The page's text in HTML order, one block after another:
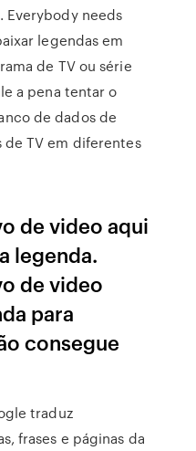
Everybody needs
legendas em
de TV ou série
a pena tentar o
de dados de
TV em diferentes
de video aqui
legenda.
de video
para
consegue
traduz
frases e páginas da